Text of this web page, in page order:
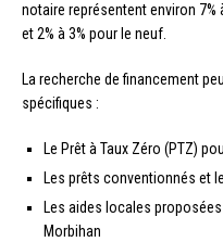
notaire représentent environ 7%
et 2% à 3% pour le neuf.
La recherche de financement
spécifiques :
Le Prêt à Taux Zéro (PTZ)
Les prêts conventionnés et
Les aides locales
Morbihan